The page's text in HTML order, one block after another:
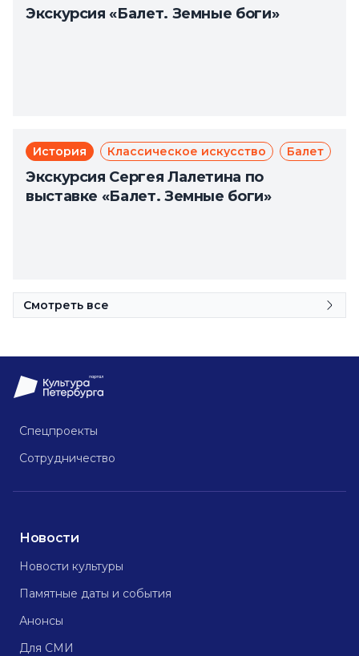
Экскурсия «Балет. Земные боги»
История Классическое искусство Балет
Экскурсия Сергея Лалетина по
выставке «Балет. Земные боги»
Смотреть все
Спецпроекты
Сотрудничество
Новости
Новости культуры
Памятные даты и события
Анонсы
Для СМИ